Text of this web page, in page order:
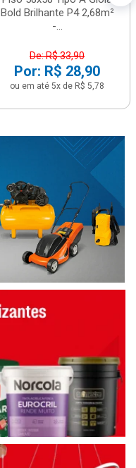
Bold Brilhante P4 2,68m²
-...
De: R$ 33,90
Por: R$ 28,90
ou em até 5x de R$ 5,78